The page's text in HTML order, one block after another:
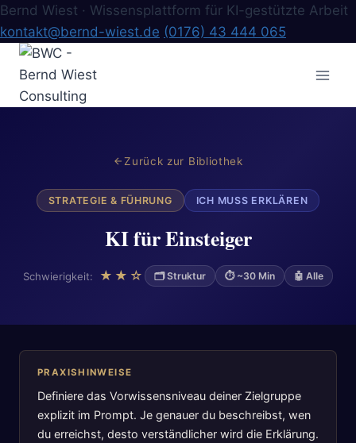
Bernd Wiest · Wissensplattform für KI-gestützte Arbeit
kontakt@bernd-wiest.de (0176) 43 444 065
Zum
Inhalt
springen
Zurück zur Bibliothek
STRATEGIE & FÜHRUNG ICH MUSS ERKLÄREN
KI für Einsteiger
Schwierigkeit: ★★☆ 🗂 Struktur ⏱ ~30 Min 🤖 Alle
PRAXISHINWEISE
Definiere das Vorwissensniveau deiner Zielgruppe
explizit im Prompt. Je genauer du beschreibst, wen
du erreichst, desto verständlicher wird die Erklärung.